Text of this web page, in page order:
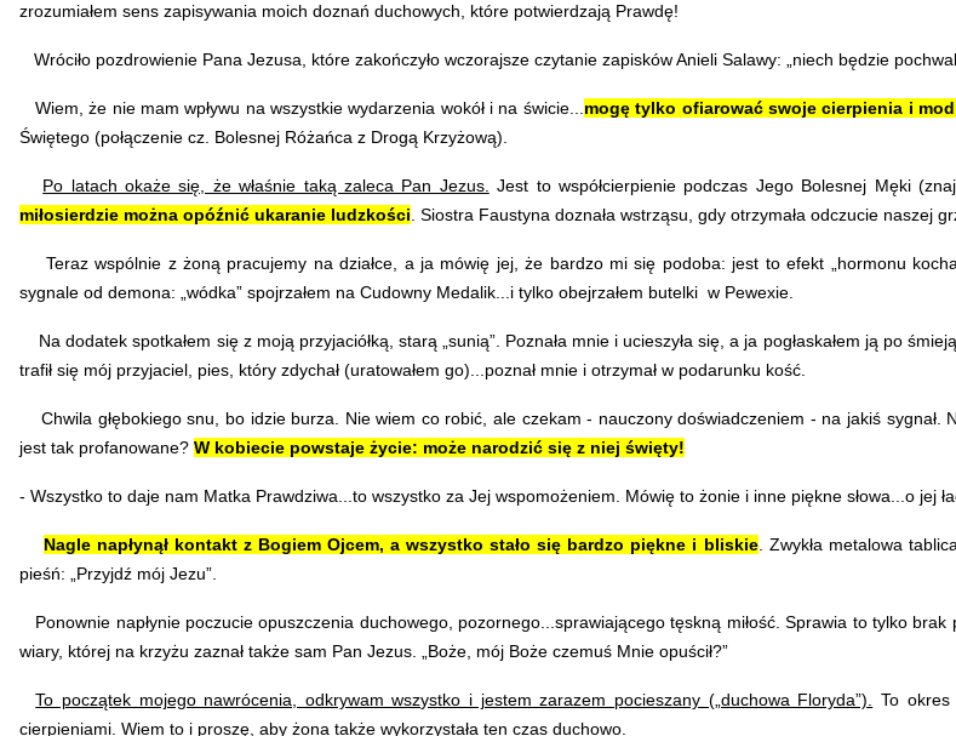
zrozumiałem sens zapisywania moich doznań duchowych, które potwierdzają Prawdę!
Wróciło pozdrowienie Pana Jezusa, które zakończyło wczorajsze czytanie zapisków Anieli Salawy: „niech będzie
Wiem, że nie mam wpływu na wszystkie wydarzenia wokół i na świcie... mogę tylko ofiarować swoje cierpienia i
Świętego (połączenie cz. Bolesnej Różańca z Drogą Krzyżową).
Po latach okaże się, że właśnie taką zaleca Pan Jezus. Jest to współcierpienie podczas Jego Bolesnej Męki
miłosierdzie można opóźnić ukaranie ludzkości Siostra Faustyna doznała wstrząsu, gdy otrzymała odczucie naszej
Teraz wspólnie z żoną pracujemy na działce, a ja mówię jej, że bardzo mi się podoba: jest to efekt „hormonu
sygnale od demona: „wódka” spojrzałem na Cudowny Medalik...i tylko obejrzałem butelki w Pewexie.
Na dodatek spotkałem się z moją przyjaciółką, starą „sunią”. Poznała mnie i ucieszyła się, a ja pogłaskałem ją po
trafił się mój przyjaciel, pies, który zdychał (uratowałem go)...poznał mnie i otrzymał w podarunku kość.
Chwila głębokiego snu, bo idzie burza. Nie wiem co robić, ale czekam - nauczony doświadczeniem - na jakiś sygnał.
jest tak profanowane? W kobiecie powstaje życie: może narodzić się z niej święty!
- Wszystko to daje nam Matka Prawdziwa...to wszystko za Jej wspomożeniem. Mówię to żonie i inne piękne słowa...o jej
Nagle napłynął kontakt z Bogiem Ojcem, a wszystko stało się bardzo piękne i bliskie. Zwykła metalowa
pieśń: „Przyjdź mój Jezu”.
Ponownie napłynie poczucie opuszczenia duchowego, pozornego...sprawiającego tęskną miłość. Sprawia to tylko
wiary, której na krzyżu zaznał także sam Pan Jezus. „Boże, mój Boże czemuś Mnie opuścił?”
To początek mojego nawrócenia, odkrywam wszystko i jestem zarazem pocieszany („duchowa Floryda”).
To
cierpieniami. Wiem to i proszę, aby żona także wykorzystała ten czas duchowo.